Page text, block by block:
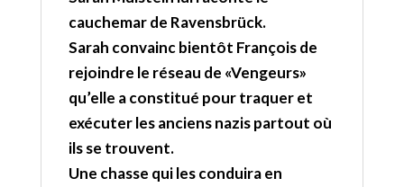
cauchemar de Ravensbrück.
Sarah convainc bientôt François de
rejoindre le réseau de «Vengeurs»
qu’elle a constitué pour traquer et
exécuter les anciens nazis partout où
ils se trouvent.
Une chasse qui les conduira en